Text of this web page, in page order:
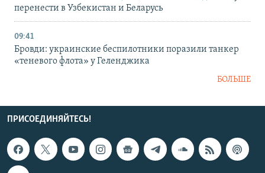
перенести в Узбекистан и Беларусь
09:41
Бровди: украинские беспилотники поразили танкер
«теневого флота» у Геленджика
БОЛЬШЕ
ПРИСОЕДИНЯЙТЕСЬ!